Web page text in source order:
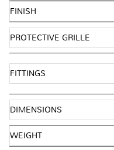
FINISH
PROTECTIVE GRILLE
FITTINGS
DIMENSIONS
WEIGHT